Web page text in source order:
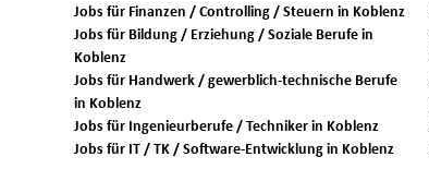
Jobs für Finanzen / Controlling / Steuern in Koblenz
Jobs für Bildung / Erziehung / Soziale Berufe in
Koblenz
Jobs für Handwerk / gewerblich-technische Berufe
in Koblenz
Jobs für Ingenieurberufe / Techniker in Koblenz
Jobs für IT / TK / Software-Entwicklung in Koblenz